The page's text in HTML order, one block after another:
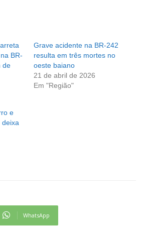
BR-
de
Grave acidente na BR-242
resulta em três mortes no
oeste baiano
21 de abril de 2026
Em "Região"
e
WhatsApp